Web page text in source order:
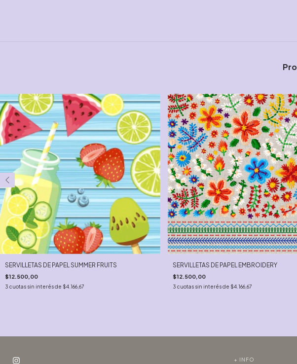
SERVILLETAS DE PAPEL SUMMER FRUITS
$12.500,00
3 cuotas sin interés de $4.166,67
SERVILLETAS DE PAPEL EMBROIDERY
$12.500,00
3 cuotas sin interés de $4.166,67
+ INFO